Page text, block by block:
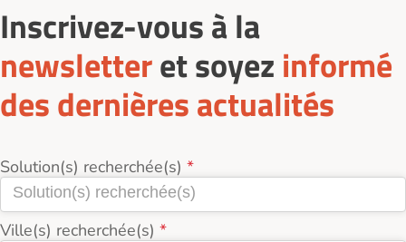
Inscrivez-vous à la
newsletteret soyez informé
des dernières actualités
Solution(s) recherchée(s)
Ville(s) recherchée(s)